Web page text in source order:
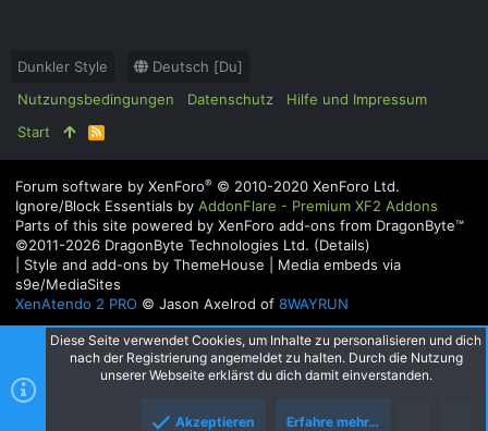
Dunkler Style
Deutsch [Du]
Nutzungsbedingungen
Datenschutz
Hilfe und Impressum
Start
R
S
Forum software by XenForo® © 2010-2020 XenForo Ltd.
Ignore/Block Essentials by AddonFlare - Premium XF2 Addons
Parts of this site powered by XenForo add-ons from DragonByte™
©2011-2026 DragonByte Technologies Ltd. (Details)
Style and add-ons by ThemeHouse
Media embeds via
s9e/MediaSites
XenAtendo 2 PRO © Jason Axelrod of 8WAYRUN
Diese Seite verwendet Cookies, um Inhalte zu personalisieren und dich
nach der Registrierung angemeldet zu halten. Durch die Nutzung
unserer Webseite erklärst du dich damit einverstanden.
Akzeptieren Erfahre mehr…